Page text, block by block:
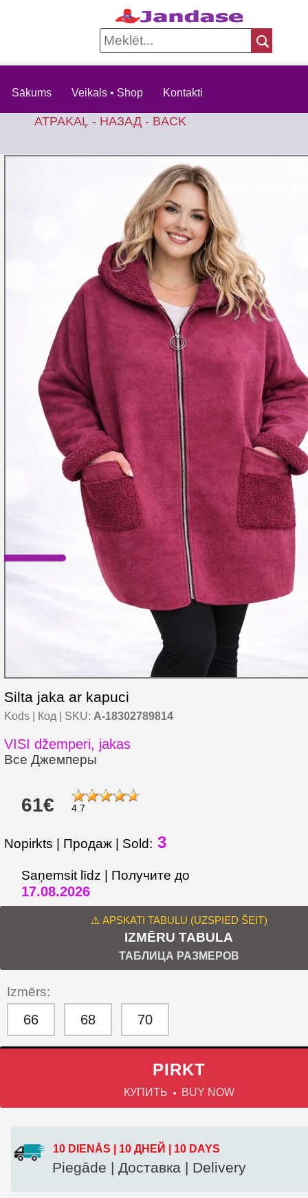
Sākums Veikals • Shop Kontakti
ATPAKAĻ - НАЗАД - BACK
Silta jaka ar kapuci
Kods | Код | SKU: A-18302789814
VISI džemperi, jakas
Все Джемперы
61€ 4.7
Nopirkts | Продаж | Sold: 3
Saņemsit līdz | Получите до
17.08.2026
⚠️ APSKATI TABULU (UZSPIED ŠEIT)
IZMĒRU TABULA
ТАБЛИЦА РАЗМЕРОВ
Izmērs:
66 68 70
PIRKT
КУПИТЬ BUY NOW
10 DIENĀS | 10 ДНЕЙ | 10 DAYS
Piegāde | Доставка | Delivery